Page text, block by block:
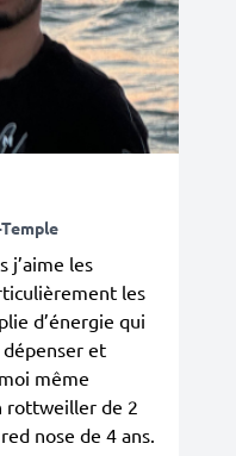
j’aime les
les
d’énergie qui
et
même
rottweiller de 2
nose de 4 ans.